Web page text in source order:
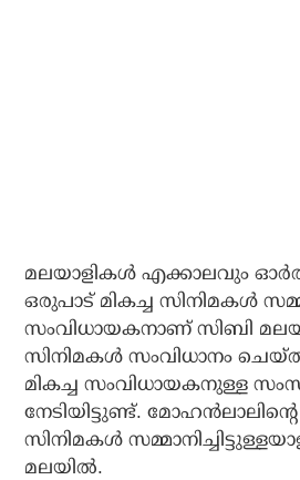
മലയാളികള്‍ എക്കാലവും
ഒരുപാട് മികച്ച സിനിമകള്‍
സംവിധായകനാണ് സിബി
സിനിമകള്‍ സംവിധാനം
മികച്ച സംവിധായകനുള്ള
നേടിയിട്ടുണ്ട്. മോഹന്‍ലാലിന്റെ
സിനിമകള്‍
മലയില്‍.